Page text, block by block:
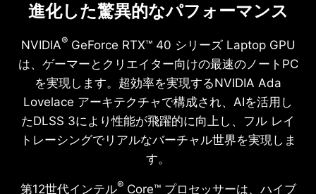
進化した驚異的なパフォーマンス
NVIDIA®GeForce RTX™ 40 シリーズ Laptop GPU
は、ゲーマーとクリエイター向けの最速のノートPC
を実現します。超効率を実現するNVIDIA Ada
Lovelace アーキテクチャで構成され、AIを活用し
たDLSS 3により性能が飛躍的に向上し、フル レイ
トレーシングでリアルなバーチャル世界を実現しま
す。
第12世代インテル®Core™ プロセッサーは、ハイブ